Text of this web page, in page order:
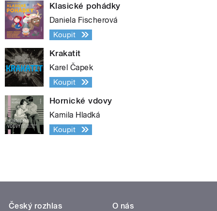
Klasické pohádky
Daniela Fischerová
Koupit
Krakatit
Karel Čapek
Koupit
Hornické vdovy
Kamila Hladká
Koupit
Český rozhlas
O nás